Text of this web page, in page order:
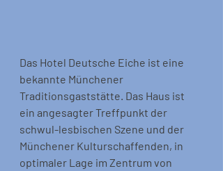
Das Hotel Deutsche Eiche ist eine
bekannte Münchener
Traditionsgaststätte. Das Haus ist
ein angesagter Treffpunkt der
schwul-lesbischen Szene und der
Münchener Kulturschaffenden, in
optimaler Lage im Zentrum von